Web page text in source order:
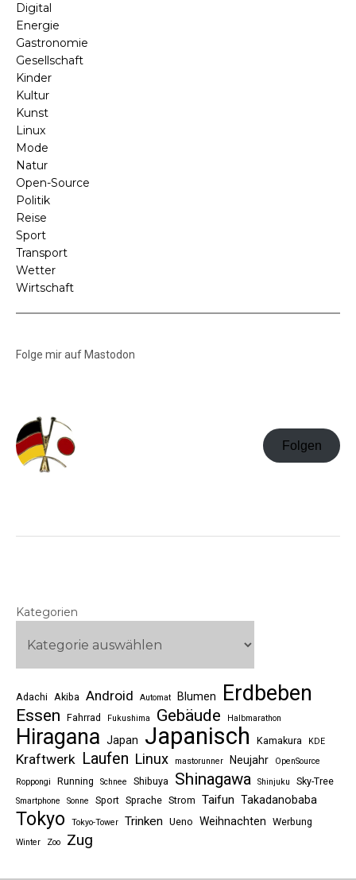
Digital
Energie
Gastronomie
Gesellschaft
Kinder
Kultur
Kunst
Linux
Mode
Natur
Open-Source
Politik
Reise
Sport
Transport
Wetter
Wirtschaft
Folge mir auf Mastodon
Folgen
Kategorien
Adachi Akiba Android Automat Blumen Erdbeben
Essen Fahrrad Fukushima Gebäude Halbmarathon
Hiragana Japan Japanisch Kamakura KDE
Kraftwerk Laufen Linux mastorunner Neujahr
OpenSource
Roppongi
Running Schnee Shibuya Shinagawa Shinjuku Sky-Tree
Smartphone Sonne Sport Sprache Strom Taifun Takadanobaba
Tokyo Tokyo-Tower Trinken Ueno Weihnachten Werbung
Winter Zoo Zug